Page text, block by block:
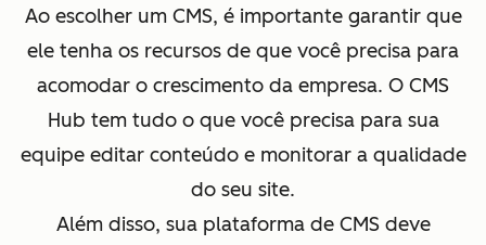
Ao escolher um CMS, é importante garantir que
ele tenha os recursos de que você precisa para
acomodar o crescimento da empresa. O CMS
Hub tem tudo o que você precisa para sua
equipe editar conteúdo e monitorar a qualidade
do seu site.
Além disso, sua plataforma de CMS deve